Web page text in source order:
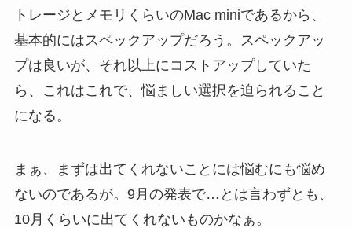
トレージとメモリくらいのMac miniであるから、
基本的にはスペックアップだろう。スペックアッ
プは良いが、それ以上にコストアップしていた
ら、これはこれで、悩ましい選択を迫られること
になる。
まぁ、まずは出てくれないことには悩むにも悩め
ないのであるが。9月の発表で…とは言わずとも、
10月くらいに出てくれないものかなぁ。